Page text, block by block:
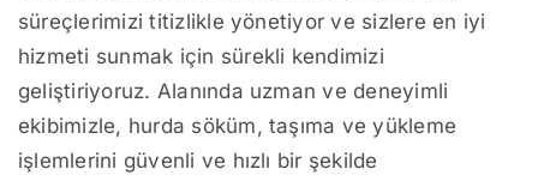
süreçlerimizi titizlikle yönetiyor ve sizlere en iyi
hizmeti sunmak için sürekli kendimizi
geliştiriyoruz. Alanında uzman ve deneyimli
ekibimizle, hurda söküm, taşıma ve yükleme
işlemlerini güvenli ve hızlı bir şekilde